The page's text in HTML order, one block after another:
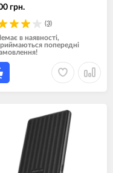
(3)
грн.
в наявності,
попередні